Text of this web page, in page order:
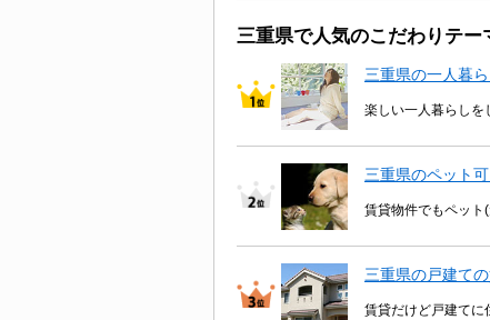
三重県で人気のこだわりテー
三重県の一人暮
楽しい一人暮らしを
三重県のペット
賃貸物件でもペット
三重県の戸建て
賃貸だけど戸建てに